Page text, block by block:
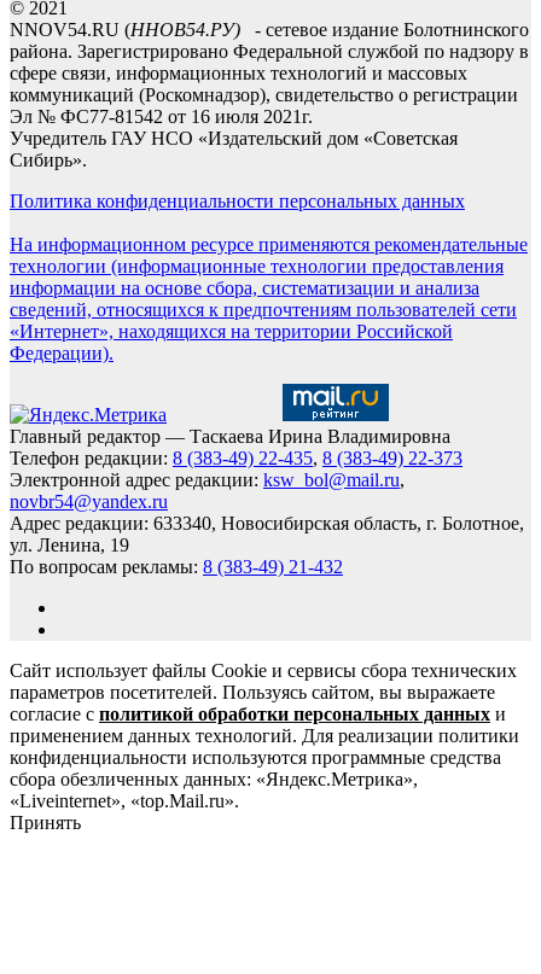
© 2021
NNOV54.RU (ННОВ54.РУ) - сетевое издание Болотнинского
района. Зарегистрировано Федеральной службой по надзору в
сфере связи, информационных технологий и массовых
коммуникаций (Роскомнадзор), свидетельство о регистрации
Эл № ФС77-81542 от 16 июля 2021г.
Учредитель ГАУ НСО «Издательский дом «Советская
Сибирь».
Политика конфиденциальности персональных данных
На информационном ресурсе применяются рекомендательные
технологии (информационные технологии предоставления
информации на основе сбора, систематизации и анализа
сведений, относящихся к предпочтениям пользователей сети
«Интернет», находящихся на территории Российской
Федерации).
Главный редактор — Таскаева Ирина Владимировна
Телефон редакции: 8 (383-49) 22-435, 8 (383-49) 22-373
Электронной адрес редакции: ksw_bol@mail.ru,
novbr54@yandex.ru
Адрес редакции: 633340, Новосибирская область, г. Болотное,
ул. Ленина, 19
По вопросам рекламы: 8 (383-49) 21-432
Сайт использует файлы Cookie и сервисы сбора технических
параметров посетителей. Пользуясь сайтом, вы выражаете
согласие с политикой обработки персональных данных и
применением данных технологий. Для реализации политики
конфиденциальности используются программные средства
сбора обезличенных данных: «Яндекс.Метрика»,
«Liveinternet», «top.Mail.ru».
Принять